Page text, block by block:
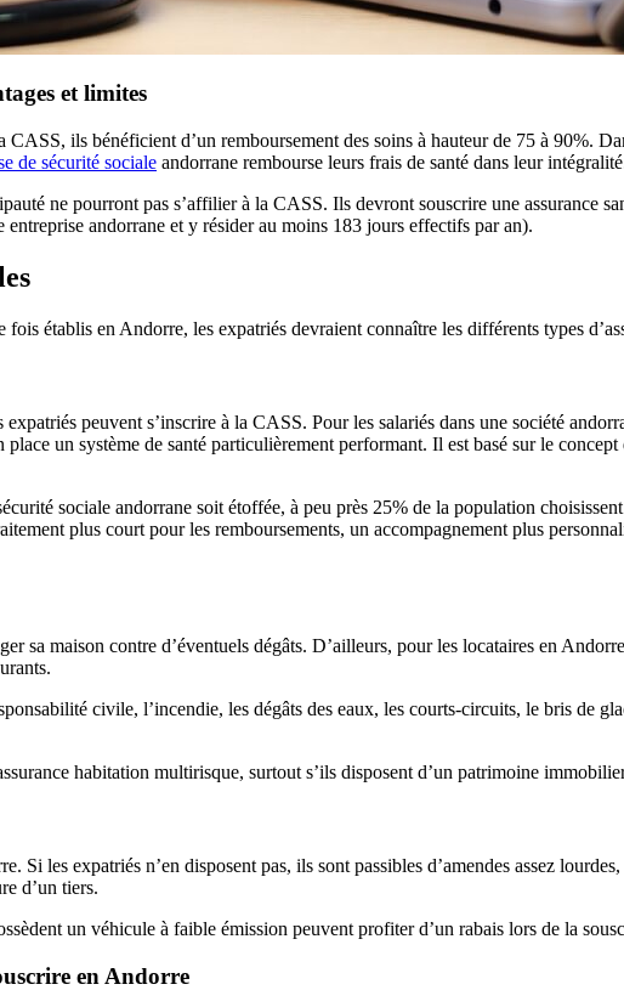
et limites
ils bénéficient d’un remboursement des soins à hauteur de 75 à 90%.
de sécurité sociale andorrane rembourse leurs frais de santé dans leur
ne pourront pas s’affilier à la CASS. Ils devront souscrire une assurance
entreprise andorrane et y résider au moins 183 jours effectifs par an).
établis en Andorre, les expatriés devraient connaître les différents types
peuvent s’inscrire à la CASS. Pour les salariés dans une société
un système de santé particulièrement performant. Il est basé sur le
sociale andorrane soit étoffée, à peu près 25% de la population
plus court pour les remboursements, un accompagnement plus
sa maison contre d’éventuels dégâts. D’ailleurs, pour les locataires en
civile, l’incendie, les dégâts des eaux, les courts-circuits, le bris de
habitation multirisque, surtout s’ils disposent d’un patrimoine
Si les expatriés n’en disposent pas, ils sont passibles d’amendes assez
d’un tiers.
un véhicule à faible émission peuvent profiter d’un rabais lors de la
en Andorre